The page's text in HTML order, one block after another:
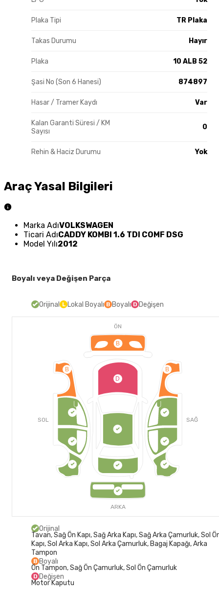
Plaka Tipi TR Plaka
Takas Durumu Hayır
Plaka 10 ALB 52
Şasi No (Son 6 Hanesi) 874897
Hasar / Tramer Kaydı Var
Kalan Garanti Süresi / KM
Sayısı
0
Rehin & Haciz Durumu Yok
Araç Yasal Bilgileri
Marka AdıVOLKSWAGEN
Ticari AdıCADDY KOMBI 1.6 TDI COMF DSG
Model Yılı2012
Boyalı veya Değişen Parça
Orijinal L Lokal Boyalı B Boyalı D Değişen
ÖN
B
SOL
B
D
B
SAĞ
ARKA
Orijinal
Tavan, Sağ Ön Kapı, Sağ Arka Kapı, Sağ Arka Çamurluk, Sol
Kapı, Sol Arka Kapı, Sol Arka Çamurluk, Bagaj Kapağı, Arka
Tampon
B Boyalı
Ön Tampon, Sağ Ön Çamurluk, Sol Ön Çamurluk
D Değişen
Motor Kaputu